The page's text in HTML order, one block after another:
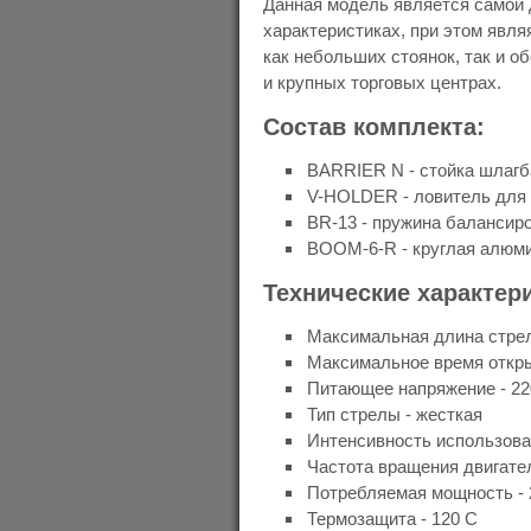
Данная модель является
характеристиках, при этом
как небольших стоянок, так и
и крупных торговых центрах.
Состав комплекта:
BARRIER N - стойка
V-HOLDER - ловитель
BR-13 - пружина
BOOM-6-R - круглая
Технические
Максимальная длина
Максимальное время
Питающее напряжение -
Тип стрелы - жесткая
Частота вращения
Потребляемая мощность -
Термозащита - 120 С